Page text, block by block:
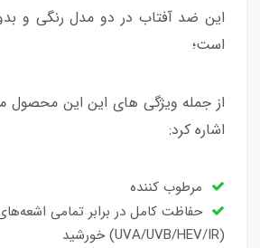
این ضد آفتاب در دو مدل رنگی و
است؛
از جمله ویژگی های این این محصول
اشاره کرد:
مرطوب کننده
حفاظت کامل در برابر تمامی
(UVA/UVB/HEV/IR) خورشید